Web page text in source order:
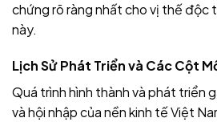
chứng rõ ràng nhất cho vị thế độc
này.
Lịch Sử Phát Triển và Các Cột
Quá trình hình thành và phát triển
và hội nhập của nền kinh tế Việt